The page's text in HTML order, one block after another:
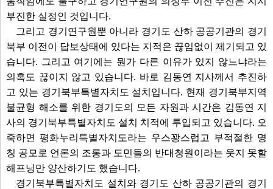
부진한 실정인 것입니다.
그리고 경기연구원뿐 아니라 경기도 산하 공공기관의 경기
북부 이전이 답보상태에 있다는 지적은 끊임없이 제기되고 있
습니다. 그리고 여기에는 뭔가 다른 이유가 있지 않느냐라는
의혹도 끊이지 않고 있습니다. 바로 김동연 지사께서 추진하
고 있는 경기북부특별자치도 설치입니다. 현재 경기북부지역
불균형 해소를 위한 경기도의 모든 자원과 시간은 김동연 지
사의 경기북부특별자치도 설치 치적에 투입되고 있습니다. 오
죽하면 평화누리특별자치도라는 우스꽝스럽고 부적절한 명
칭 공모로 언론의 조롱과 도민들의 반대청원이라는 웃지 못할
해프닝만 양산하기도 했습니다.
경기북부특별자치도 설치와 경기도 산하 공공기관의 경기